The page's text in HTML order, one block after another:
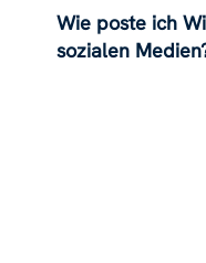
Wie poste ich
sozialen